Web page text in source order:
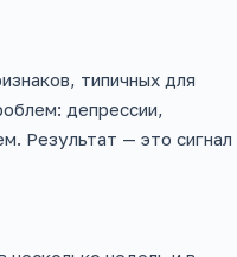
типичных для
депрессии,
Результат — это сигнал